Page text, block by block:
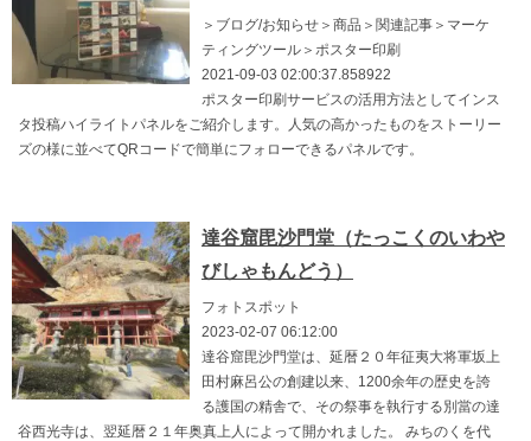
＞ブログ/お知らせ＞商品＞関連記事＞マーケ
ティングツール＞ポスター印刷
2021-09-03 02:00:37.858922
ポスター印刷サービスの活用方法としてインス
タ投稿ハイライトパネルをご紹介します。人気の高かったものをストーリー
ズの様に並べてQRコードで簡単にフォローできるパネルです。
達谷窟毘沙門堂（たっこくのいわや
びしゃもんどう）
フォトスポット
2023-02-07 06:12:00
達谷窟毘沙門堂は、延暦２０年征夷大将軍坂上
田村麻呂公の創建以来、1200余年の歴史を誇
る護国の精舎で、その祭事を執行する別當の達
谷西光寺は、翌延暦２１年奥真上人によって開かれました。 みちのくを代